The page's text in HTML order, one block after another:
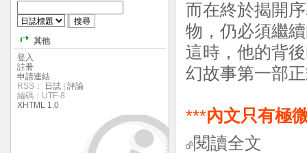
而在終於揭開
物，仍必須繼
這時，他的背
幻故事第一部
***內文只有極
閱讀全文
其他
登入
註冊
申請連結
RSS：
日誌
評論
編碼：UTF-8
XHTML 1.0